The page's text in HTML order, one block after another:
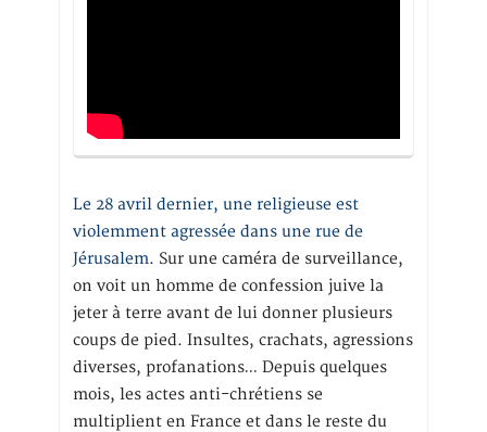
Le 28 avril dernier, une religieuse est
violemment agressée dans une rue de
Jérusalem. Sur une caméra de surveillance,
on voit un homme de confession juive la
jeter à terre avant de lui donner plusieurs
coups de pied. Insultes, crachats, agressions
diverses, profanations… Depuis quelques
mois, les actes anti-chrétiens se
multiplient en France et dans le reste du